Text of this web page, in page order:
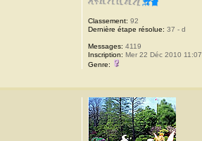
Classement: 92
Dernière étape résolue: 37 - d
Messages: 4119
Inscription: Mer 22 Déc 2010 11:07
Genre: